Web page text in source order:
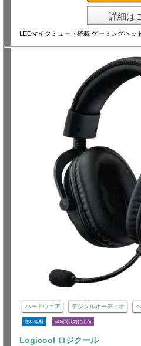
詳細は
LEDマイクミュート搭載 ゲーミングヘッ
ハードウェア デジタルオーディオ
送料無料 24時間以内に出荷
Logicool ロジクール